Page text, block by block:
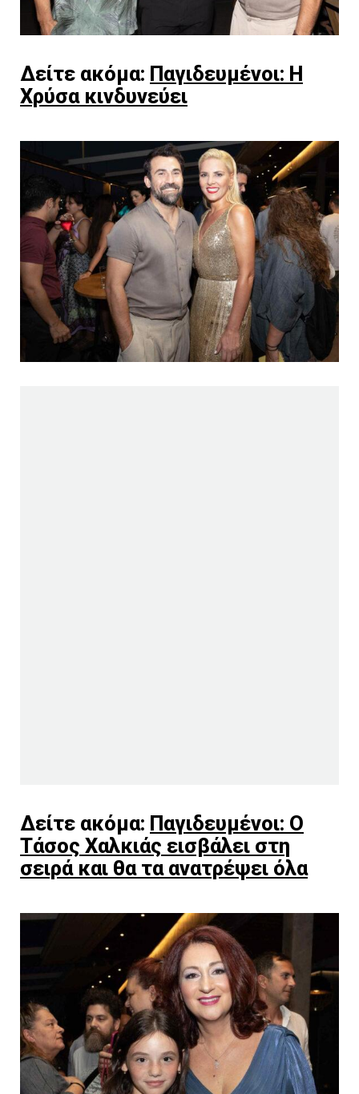
Δείτε ακόμα: Παγιδευμένοι: Η
Χρύσα κινδυνεύει
Δείτε ακόμα: Παγιδευμένοι: Ο
Τάσος Χαλκιάς εισβάλει στη
σειρά και θα τα ανατρέψει όλα